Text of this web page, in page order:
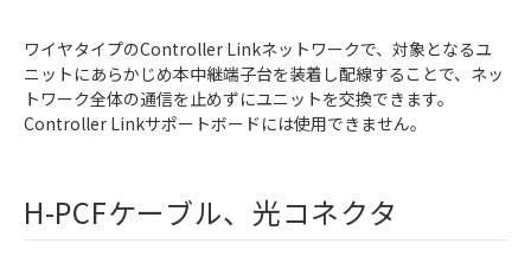
ワイヤタイプのController Linkネットワークで、対象となるユ
ニットにあらかじめ本中継端子台を装着し配線することで、ネッ
トワーク全体の通信を止めずにユニットを交換できます。
Controller Linkサポートボードには使用できません。
H-PCFケーブル、光コネクタ